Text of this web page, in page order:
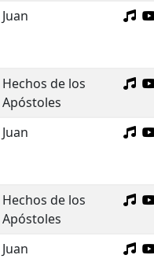
Juan
Hechos de los
Apóstoles
Juan
Hechos de los
Apóstoles
Juan